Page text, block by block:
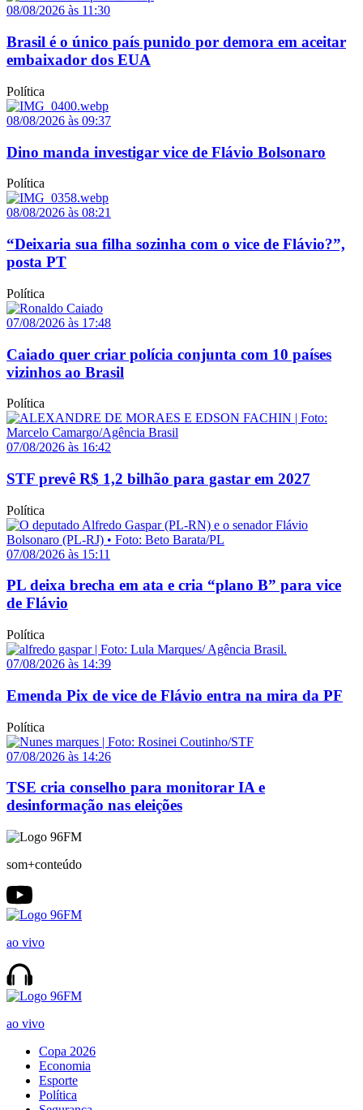
08/08/2026 às 11:30
Brasil é o único país punido por demora em aceitar
embaixador dos EUA
Política
08/08/2026 às 09:37
Dino manda investigar vice de Flávio Bolsonaro
Política
08/08/2026 às 08:21
“Deixaria sua filha sozinha com o vice de Flávio?”,
posta PT
Política
07/08/2026 às 17:48
Caiado quer criar polícia conjunta com 10 países
vizinhos ao Brasil
Política
07/08/2026 às 16:42
STF prevê R$ 1,2 bilhão para gastar em 2027
Política
07/08/2026 às 15:11
PL deixa brecha em ata e cria “plano B” para vice
de Flávio
Política
07/08/2026 às 14:39
Emenda Pix de vice de Flávio entra na mira da PF
Política
07/08/2026 às 14:26
TSE cria conselho para monitorar IA e
desinformação nas eleições
som+conteúdo
ao vivo
ao vivo
Copa 2026
Economia
Esporte
Política